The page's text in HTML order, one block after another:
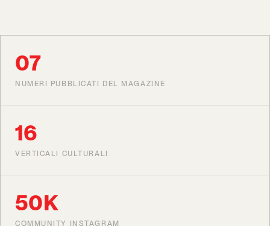
07
NUMERI PUBBLICATI DEL MAGAZINE
16
VERTICALI CULTURALI
50K
COMMUNITY INSTAGRAM